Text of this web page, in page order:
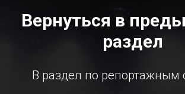
Вернуться в
раздел
В раздел по репортажным